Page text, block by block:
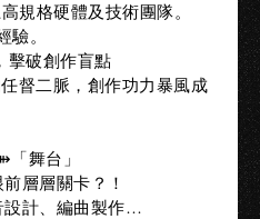
規格硬體及技術團隊。​
。​
破創作盲點​
督二脈，創作功力暴風成
舞台」​
層層關卡？！​
設計、編曲製作…​